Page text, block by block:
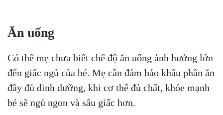
Ăn uống
Có thể mẹ chưa biết chế độ ăn uống ảnh hưởng lớn
đến giấc ngủ của bé. Mẹ cần đảm bảo khẩu phần ăn
đầy đủ dinh dưỡng, khi cơ thể đủ chất, khỏe mạnh
bé sẽ ngủ ngon và sâu giấc hơn.